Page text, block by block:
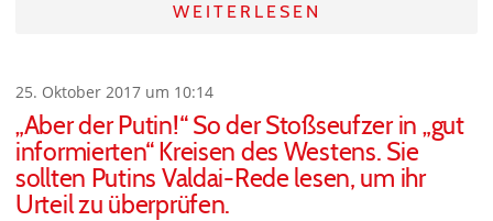
WEITERLESEN
25. Oktober 2017 um 10:14
„Aber der Putin!“ So der Stoßseufzer in „gut
informierten“ Kreisen des Westens. Sie
sollten Putins Valdai-Rede lesen, um ihr
Urteil zu überprüfen.